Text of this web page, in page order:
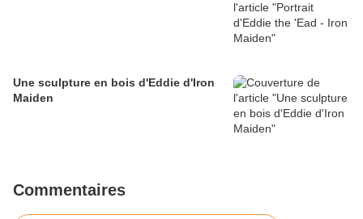
Une sculpture en bois d'Eddie d'Iron
Maiden
Commentaires